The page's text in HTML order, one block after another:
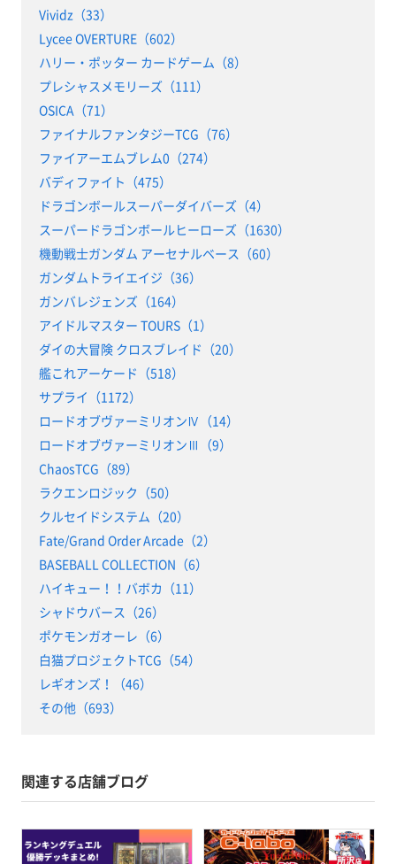
Vividz（33）
Lycee OVERTURE（602）
ハリー・ポッター カードゲーム（8）
プレシャスメモリーズ（111）
OSICA（71）
ファイナルファンタジーTCG（76）
ファイアーエムブレム0（274）
バディファイト（475）
ドラゴンボールスーパーダイバーズ（4）
スーパードラゴンボールヒーローズ（1630）
機動戦士ガンダム アーセナルベース（60）
ガンダムトライエイジ（36）
ガンバレジェンズ（164）
アイドルマスター TOURS（1）
ダイの大冒険 クロスブレイド（20）
艦これアーケード（518）
サプライ（1172）
ロードオブヴァーミリオンⅣ（14）
ロードオブヴァーミリオンⅢ（9）
ChaosTCG（89）
ラクエンロジック（50）
クルセイドシステム（20）
Fate/Grand Order Arcade（2）
BASEBALL COLLECTION（6）
ハイキュー！！バボカ（11）
シャドウバース（26）
ポケモンガオーレ（6）
白猫プロジェクトTCG（54）
レギオンズ！（46）
その他（693）
関連する店舗ブログ